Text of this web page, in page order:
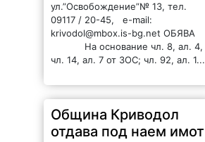
ул.”Освобождение”№ 13, тел.
09117 / 20-45, e-mail:
krivodol@mbox.is-bg.net ОБЯВА
На основание чл. 8, ал. 4,
чл. 14, ал. 7 от ЗОС; чл. 92, ал. 1...
Община Криводол
отдава под наем имот